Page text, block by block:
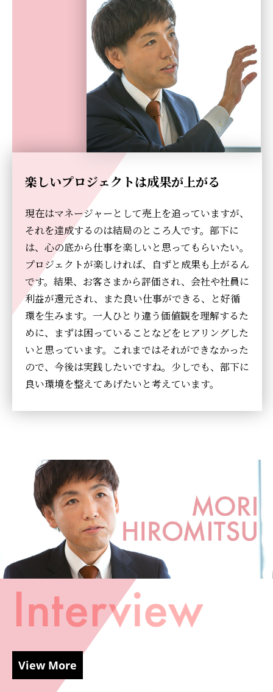
楽しいプロジェクトは成果が上がる
現在はマネージャーとして売上を追っていますが、
それを達成するのは結局のところ人です。部下に
は、心の底から仕事を楽しいと思ってもらいたい。
プロジェクトが楽しければ、自ずと成果も上がるん
です。結果、お客さまから評価され、会社や社員に
利益が還元され、また良い仕事ができる、と好循
環を生みます。一人ひとり違う価値観を理解するた
めに、まずは困っていることなどをヒアリングした
いと思っています。これまではそれができなかった
ので、今後は実践したいですね。少しでも、部下に
良い環境を整えてあげたいと考えています。
View More